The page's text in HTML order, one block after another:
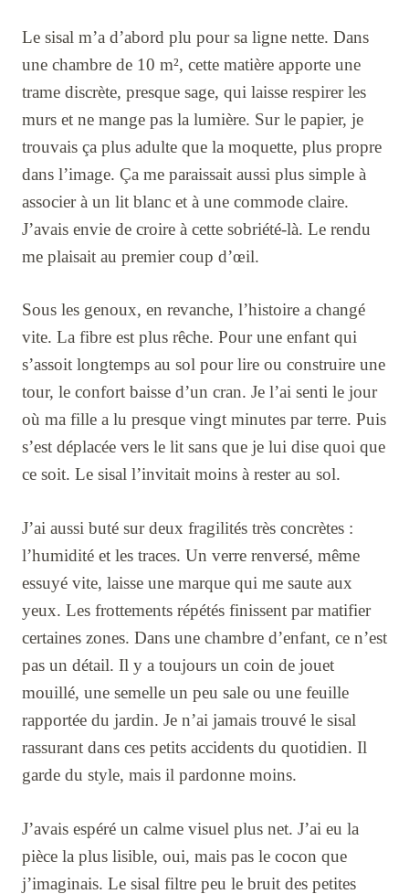
Le sisal m’a d’abord plu pour sa ligne nette. Dans
une chambre de 10 m², cette matière apporte une
trame discrète, presque sage, qui laisse respirer les
murs et ne mange pas la lumière. Sur le papier, je
trouvais ça plus adulte que la moquette, plus propre
dans l’image. Ça me paraissait aussi plus simple à
associer à un lit blanc et à une commode claire.
J’avais envie de croire à cette sobriété-là. Le rendu
me plaisait au premier coup d’œil.
Sous les genoux, en revanche, l’histoire a changé
vite. La fibre est plus rêche. Pour une enfant qui
s’assoit longtemps au sol pour lire ou construire une
tour, le confort baisse d’un cran. Je l’ai senti le jour
où ma fille a lu presque vingt minutes par terre. Puis
s’est déplacée vers le lit sans que je lui dise quoi que
ce soit. Le sisal l’invitait moins à rester au sol.
J’ai aussi buté sur deux fragilités très concrètes :
l’humidité et les traces. Un verre renversé, même
essuyé vite, laisse une marque qui me saute aux
yeux. Les frottements répétés finissent par matifier
certaines zones. Dans une chambre d’enfant, ce n’est
pas un détail. Il y a toujours un coin de jouet
mouillé, une semelle un peu sale ou une feuille
rapportée du jardin. Je n’ai jamais trouvé le sisal
rassurant dans ces petits accidents du quotidien. Il
garde du style, mais il pardonne moins.
J’avais espéré un calme visuel plus net. J’ai eu la
pièce la plus lisible, oui, mais pas le cocon que
j’imaginais. Le sisal filtre peu le bruit des petites